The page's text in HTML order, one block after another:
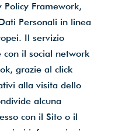
Policy Framework,
Personali in linea
Il servizio
con il social network
grazie al click
alla visita dello
alcuna
con il Sito o il